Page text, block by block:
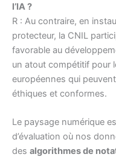
l’IA ?
R : Au contraire, en
protecteur, la CNIL
favorable au
un atout compétitif pour
européennes qui
éthiques et conformes.
Le paysage numérique
d’évaluation où nos
des algorithmes de